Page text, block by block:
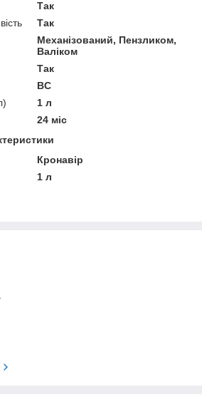
Так
Так
Механізований, Пензликом,
Валіком
Так
BC
1 л
24 міс
Кронавір
1 л